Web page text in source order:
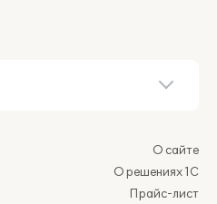
О сайте
О решениях 1С
Прайс-лист